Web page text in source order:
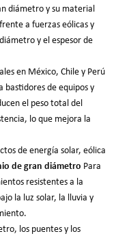
diámetro y su material
a fuerzas eólicas y
y el espesor de
en México, Chile y Perú
bastidores de equipos y
el peso total del
lo que mejora la
de energía solar, eólica
de gran diámetro Para
resistentes a la
la luz solar, la lluvia y
los puentes y los